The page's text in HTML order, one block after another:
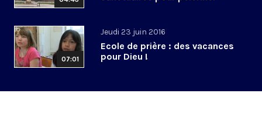
07:01
Jeudi 23 juin 2016
Ecole de prière : des vacances
pour Dieu !